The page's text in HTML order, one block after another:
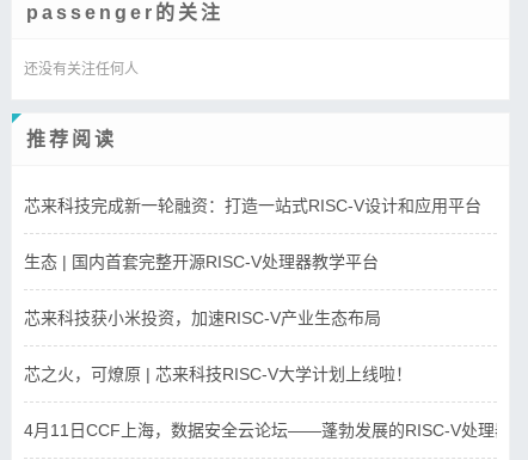
passenger的关注
还没有关注任何人
推荐阅读
芯来科技完成新一轮融资：打造一站式RISC-V设计和应用平台
生态 | 国内首套完整开源RISC-V处理器教学平台
芯来科技获小米投资，加速RISC-V产业生态布局
芯之火，可燎原 | 芯来科技RISC-V大学计划上线啦！
4月11日CCF上海，数据安全云论坛——蓬勃发展的RISC-V处理器